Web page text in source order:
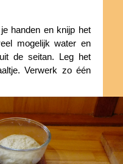
handen en knijp het
mogelijk water en
de seitan. Leg het
Verwerk zo één